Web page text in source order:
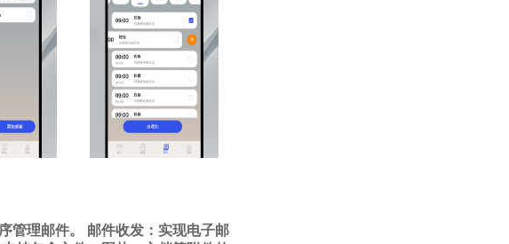
管理邮件。 邮件收发：实现电子邮